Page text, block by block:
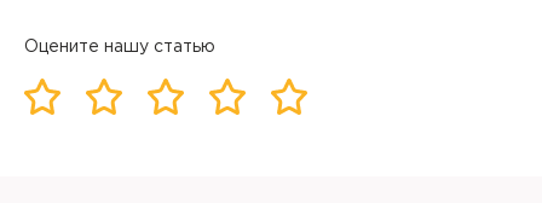
Оцените нашу статью